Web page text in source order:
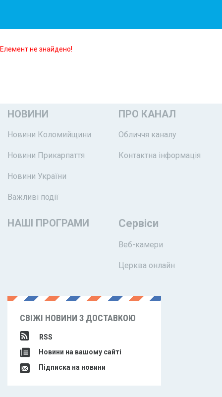
Елемент не знайдено!
НОВИНИ
Новини Коломийщини
Новини Прикарпаття
Новини України
Важливі події
ПРО КАНАЛ
Обличчя каналу
Контактна інформація
НАШІ ПРОГРАМИ Сервіси
Веб-камери
Церква онлайн
СВІЖІ НОВИНИ З ДОСТАВКОЮ
RSS
Новини на вашому сайті
Підписка на новини